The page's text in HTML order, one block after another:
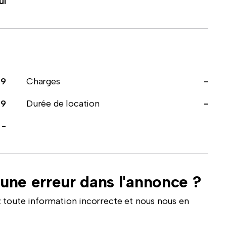
Charges
-
Durée de location
-
-
erreur dans l'annonce ?
information incorrecte et nous nous en